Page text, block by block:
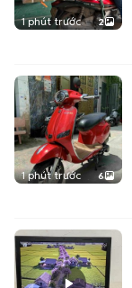
1 phút trước 2
1 phút trước 6